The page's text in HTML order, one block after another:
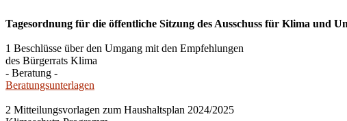
Tagesordnung für die öffentliche Sitzung des Ausschuss für Klima und
1 Beschlüsse über den Umgang mit den Empfehlungen
des Bürgerrats Klima
- Beratung -
Beratungsunterlagen
2 Mitteilungsvorlagen zum Haushaltsplan 2024/2025